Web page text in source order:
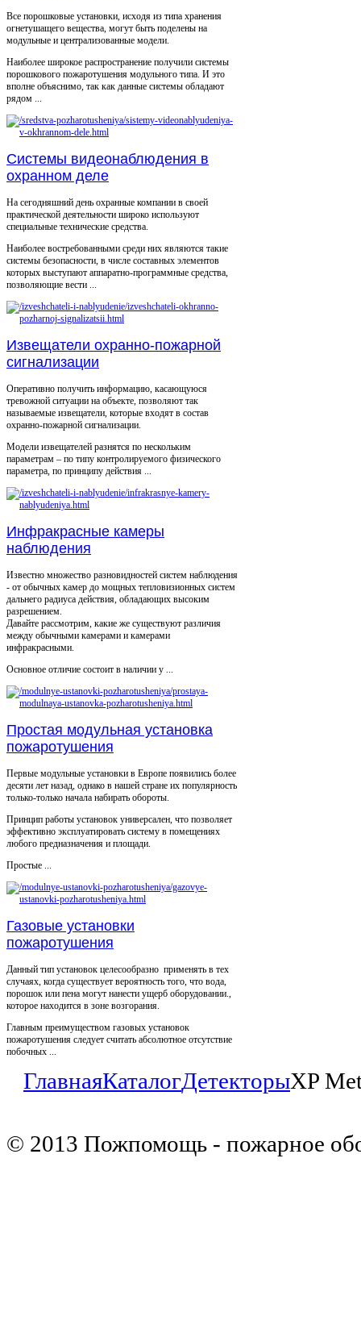
Все порошковые установки, исходя из типа хранения
огнетушащего вещества, могут быть поделены на
модульные и централизованные модели.
Наиболее широкое распространение получили системы
порошкового пожаротушения модульного типа. И это
вполне объяснимо, так как данные системы обладают
рядом ...
Системы видеонаблюдения в
охранном деле
На сегодняшний день охранные компании в своей
практической деятельности широко используют
специальные технические средства.
Наиболее востребованными среди них являются такие
системы безопасности, в числе составных элементов
которых выступают аппаратно-программные средства,
позволяющие вести ...
Извещатели охранно-пожарной
сигнализации
Оперативно получить информацию, касающуюся
тревожной ситуации на объекте, позволяют так
называемые извещатели, которые входят в состав
охранно-пожарной сигнализации.
Модели извещателей разнятся по нескольким
параметрам – по типу контролируемого физического
параметра, по принципу действия ...
Инфракрасные камеры
наблюдения
Известно множество разновидностей систем наблюдения
- от обычных камер до мощных тепловизионных систем
дальнего радиуса действия, обладающих высоким
разрешением.
Давайте рассмотрим, какие же существуют различия
между обычными камерами и камерами
инфракрасными.
Основное отличие состоит в наличии у ...
Простая модульная установка
пожаротушения
Первые модульные установки в Европе появились более
десяти лет назад, однако в нашей стране их популярность
только-только начала набирать обороты.
Принцип работы установок универсален, что позволяет
эффективно эксплуатировать систему в помещениях
любого предназначения и площади.
Простые ...
Газовые установки
пожаротушения
Данный тип установок целесообразно применять в тех
случаях, когда существует вероятность того, что вода,
порошок или пена могут нанести ущерб оборудовании.,
которое находится в зоне возгорания.
Главным преимуществом газовых установок
пожаротушения следует считать абсолютное отсутствие
побочных ...
ГлавнаяКаталогДетекторыXP
© 2013 Пожпомощь - пожарное